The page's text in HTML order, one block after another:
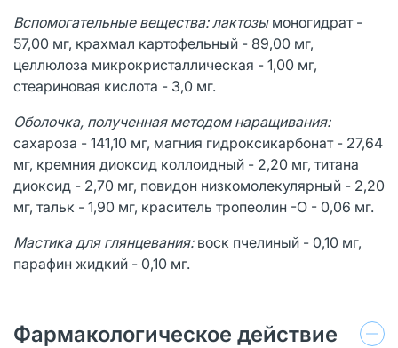
Вспомогательные вещества: лактозымоногидрат -
57,00 мг, крахмал картофельный - 89,00 мг,
целлюлоза микрокристаллическая - 1,00 мг,
стеариновая кислота - 3,0 мг.
Оболочка, полученная методом наращивания:
сахароза - 141,10 мг, магния гидроксикарбонат - 27,64
мг, кремния диоксид коллоидный - 2,20 мг, титана
диоксид - 2,70 мг, повидон низкомолекулярный - 2,20
мг, тальк - 1,90 мг, краситель тропеолин -О - 0,06 мг.
Мастика для глянцевания: воск пчелиный - 0,10 мг,
парафин жидкий - 0,10 мг.
Фармакологическое действие